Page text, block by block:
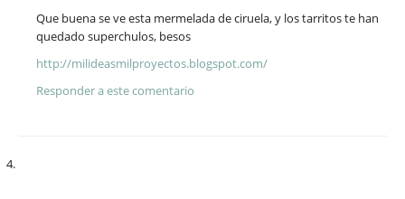
Que buena se ve esta mermelada de ciruela, y los tarritos te han
quedado superchulos, besos
http://milideasmilproyectos.blogspot.com/
Responder a este comentario